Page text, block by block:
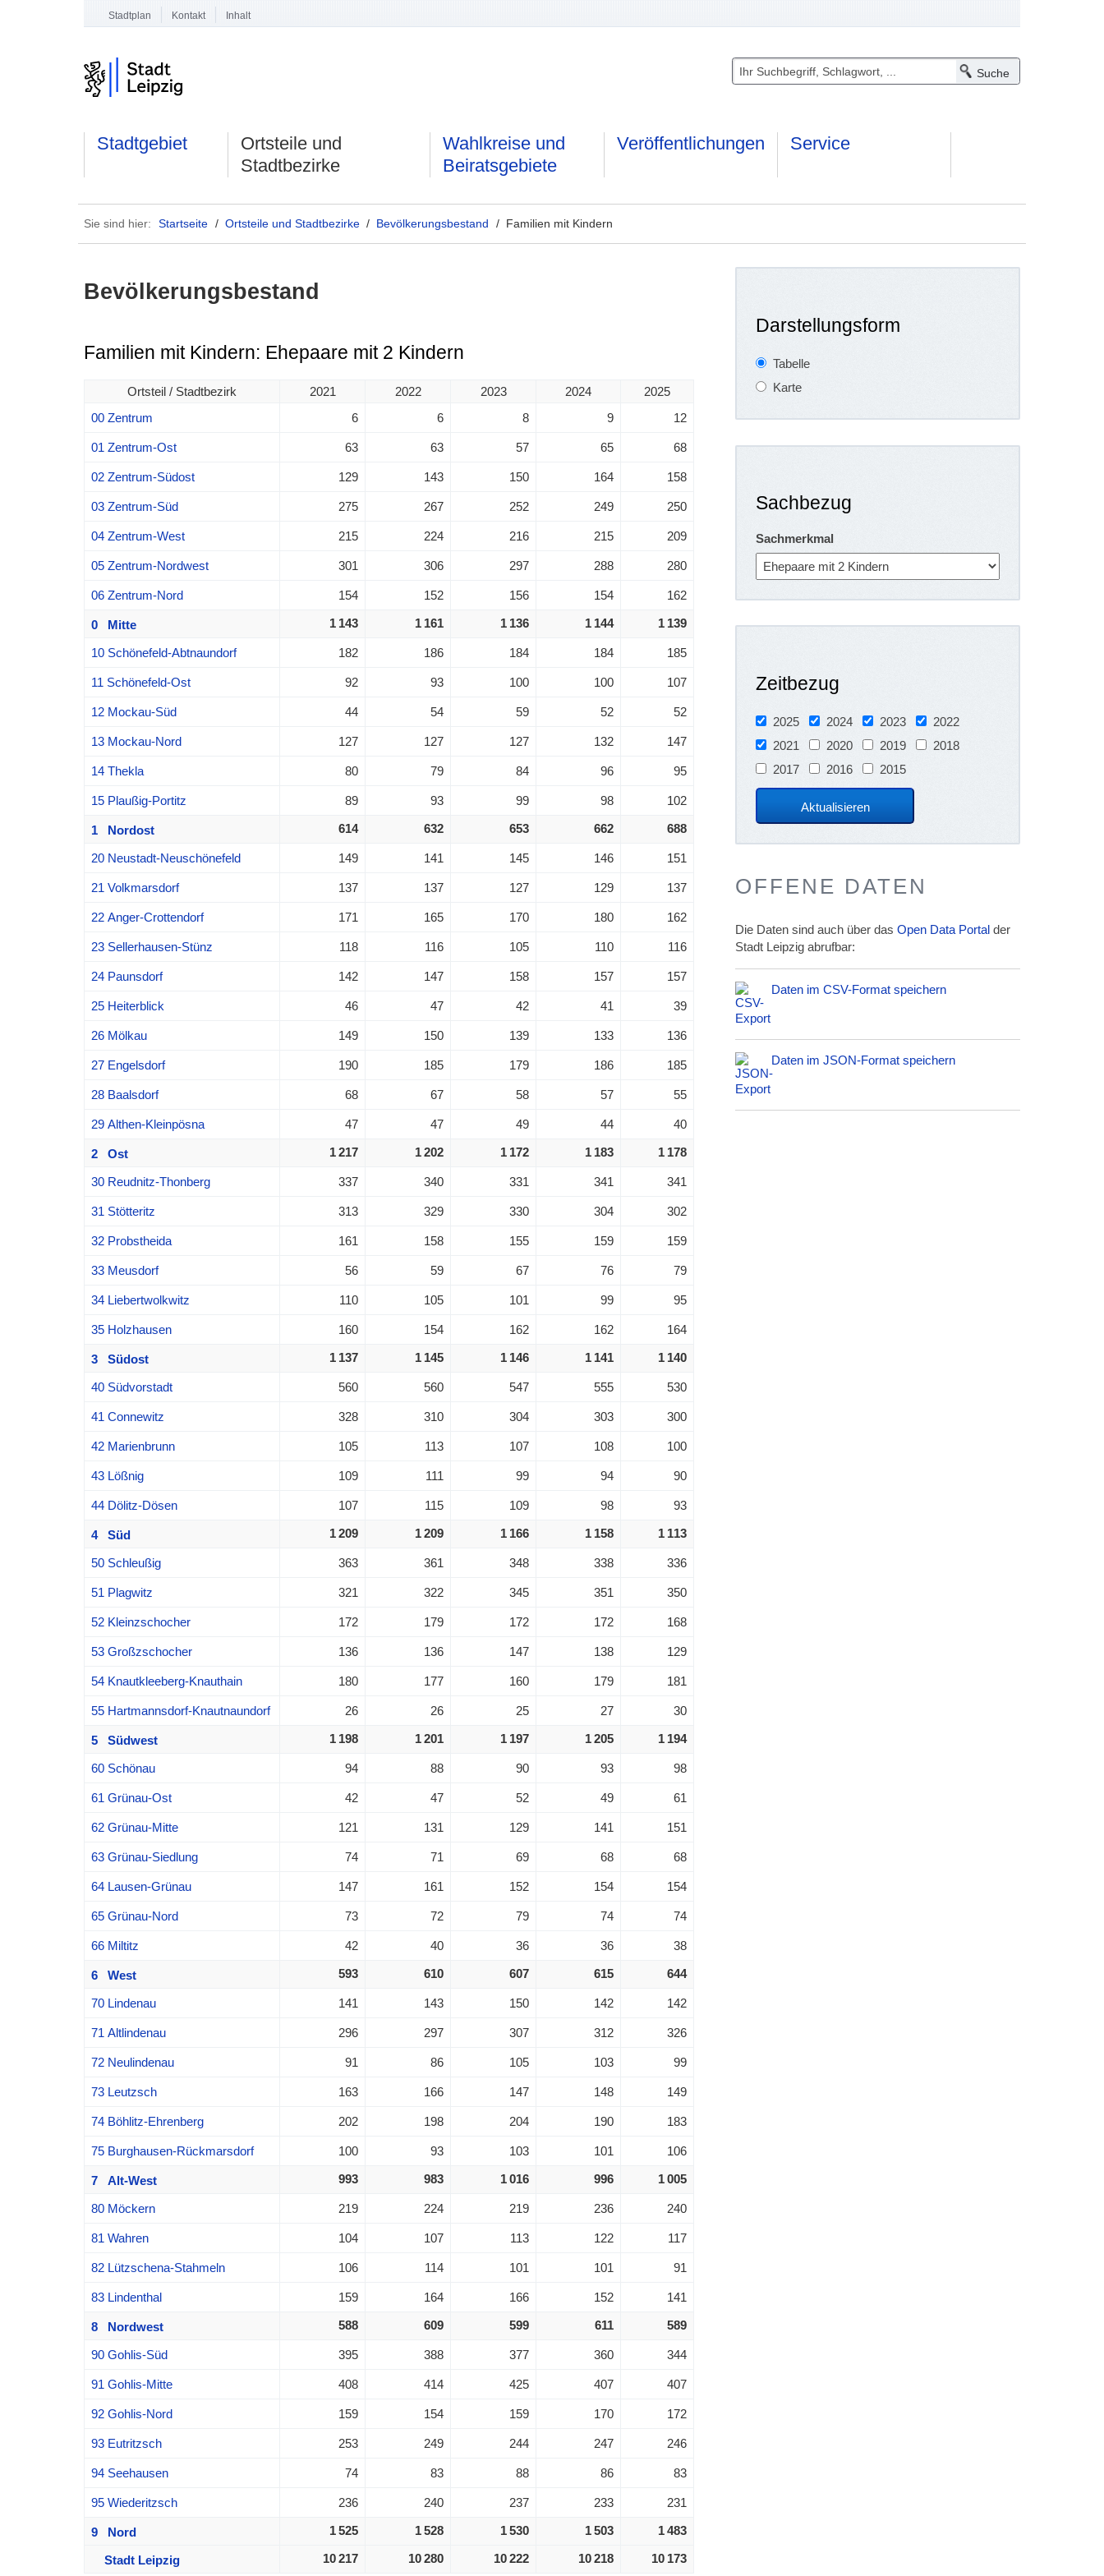
Stadtplan Kontakt Inhalt
Stadtgebiet
Ortsteile und
Stadtbezirke
Wahlkreise und
Beiratsgebiete
Veröffentlichungen Service
Sie sind hier: Startseite / Ortsteile und Stadtbezirke / Bevölkerungsbestand / Familien mit Kindern
Bevölkerungsbestand
Familien mit Kindern: Ehepaare mit 2 Kindern
Ortsteil / Stadtbezirk 2021 2022 2023 2024
2025
00 Zentrum
6 6 8 9 12
01 Zentrum-Ost 63 63 57 65 68
02 Zentrum-Südost 129 143 150 164 158
03 Zentrum-Süd 275 267 252 249 250
04 Zentrum-West 215 224 216 215 209
05 Zentrum-Nordwest 301 306 297 288 280
06 Zentrum-Nord 154 152 156 154 162
0 Mitte 1 143 1 161 1 136 1 144 1 139
10 Schönefeld-Abtnaundorf 182 186 184 184 185
11 Schönefeld-Ost 92 93 100 100 107
12 Mockau-Süd 44 54 59 52 52
13 Mockau-Nord 127 127 127 132 147
14 Thekla 80 79 84 96 95
15 Plaußig-Portitz 89 93 99 98 102
1 Nordost 614 632 653 662 688
20 Neustadt-Neuschönefeld 149 141 145 146 151
21 Volkmarsdorf 137 137 127 129 137
22 Anger-Crottendorf 171 165 170 180 162
23 Sellerhausen-Stünz 118 116 105 110 116
24 Paunsdorf 142 147 158 157 157
25 Heiterblick 46 47 42 41 39
26 Mölkau 149 150 139 133 136
27 Engelsdorf 190 185 179 186 185
28 Baalsdorf 68 67 58 57 55
29 Althen-Kleinpösna 47 47 49 44 40
2 Ost 1 217 1 202 1 172 1 183 1 178
30 Reudnitz-Thonberg 337 340 331 341 341
31 Stötteritz 313 329 330 304 302
32 Probstheida 161 158 155 159 159
33 Meusdorf 56 59 67 76 79
34 Liebertwolkwitz 110 105 101 99 95
35 Holzhausen 160 154 162 162 164
3 Südost 1 137 1 145 1 146 1 141 1 140
40 Südvorstadt 560 560 547 555 530
41 Connewitz 328 310 304 303 300
42 Marienbrunn 105 113 107 108 100
43 Lößnig 109 111 99 94 90
44 Dölitz-Dösen 107 115 109 98 93
4 Süd 1 209 1 209 1 166 1 158 1 113
50 Schleußig 363 361 348 338 336
51 Plagwitz 321 322 345 351 350
52 Kleinzschocher 172 179 172 172 168
53 Großzschocher 136 136 147 138 129
54 Knautkleeberg-Knauthain 180 177 160 179 181
55 Hartmannsdorf-Knautnaundorf 26 26 25 27 30
5 Südwest 1 198 1 201 1 197 1 205 1 194
60 Schönau 94 88 90 93 98
61 Grünau-Ost 42 47 52 49 61
62 Grünau-Mitte 121 131 129 141 151
63 Grünau-Siedlung 74 71 69 68 68
64 Lausen-Grünau 147 161 152 154 154
65 Grünau-Nord 73 72 79 74 74
66 Miltitz 42 40 36 36 38
6 West 593 610 607 615 644
70 Lindenau 141 143 150 142 142
71 Altlindenau 296 297 307 312 326
72 Neulindenau 91 86 105 103 99
73 Leutzsch 163 166 147 148 149
74 Böhlitz-Ehrenberg 202 198 204 190 183
75 Burghausen-Rückmarsdorf 100 93 103 101 106
7 Alt-West 993 983 1 016 996 1 005
80 Möckern 219 224 219 236 240
81 Wahren 104 107 113 122 117
82 Lützschena-Stahmeln 106 114 101 101 91
83 Lindenthal 159 164 166 152 141
8 Nordwest 588 609 599 611 589
90 Gohlis-Süd 395 388 377 360 344
91 Gohlis-Mitte 408 414 425 407 407
92 Gohlis-Nord 159 154 159 170 172
93 Eutritzsch 253 249 244 247 246
94 Seehausen 74 83 88 86 83
95 Wiederitzsch 236 240 237 233 231
9 Nord 1 525 1 528 1 530 1 503 1 483
Stadt Leipzig 10 217 10 280 10 222 10 218 10 173
Darstellungsform
Tabelle
Karte
Sachbezug
Sachmerkmal
Zeitbezug
2025 2024 2023
2022
2021
2020 2019
2018
2017
2016 2015
OFFENE DATEN
Die Daten sind auch über dasOpen Data Portal der
Stadt Leipzig abrufbar:
Daten im CSV-Format speichern
Daten im JSON-Format speichern